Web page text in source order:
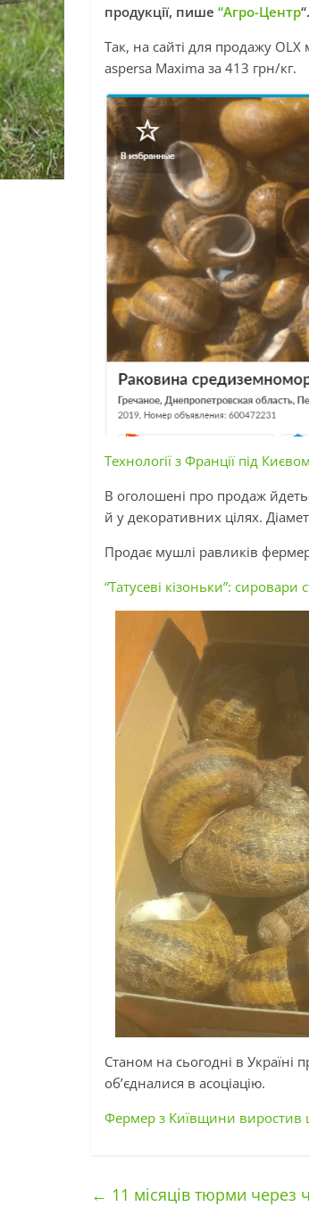
продукції, пише “Агро-Центр“.
Так, на сайті для продажу
aspersa Maxima за 413 грн/кг.
Технології з Франції під
В оголошені про продаж
й у декоративних цілях.
Продає мушлі равликів
“Татусеві кізоньки”:
Станом на сьогодні в Україні
об’єдналися в асоціацію.
Фермер з Київщини виростив
← 11 місяців тюрми через